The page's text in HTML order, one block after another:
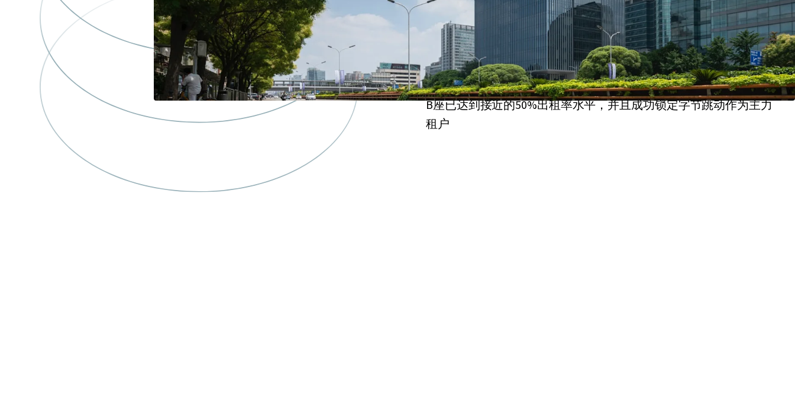
由顶级机构持有及管理，具备极佳临街展示及楼宇标识机会
科技类公司不可错过的选址区域
稳定的租金收益
A座已实现超过95%的出租率、由优质并且均衡的国内、外租户组成
B座已达到接近的50%出租率水平，并且成功锁定字节跳动作为主力
租户